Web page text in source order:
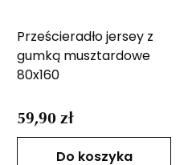
Prześcieradło jersey z
gumką musztardowe
80x160
59,90 zł
Do koszyka